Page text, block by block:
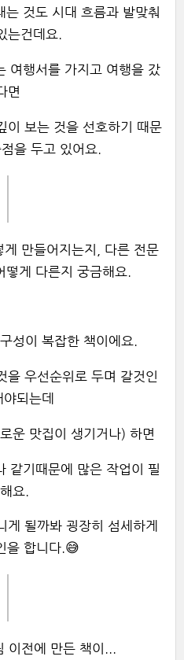
것도 시대 흐름과 발맞춰
는건데요.
여행서를 가지고 여행을 갔
면
이 보는 것을 선호하기 때문
을 두고 있어요.
만들어지는지, 다른 전문
게 다른지 궁금해요.
성이 복잡한 책이에요.
을 우선순위로 두며 갈것인
되는데
운 맛집이 생기거나) 하면
같기때문에 많은 작업이 필
요.
될까봐 굉장히 섬세하게
을 합니다.😅
이전에 만든 책이...